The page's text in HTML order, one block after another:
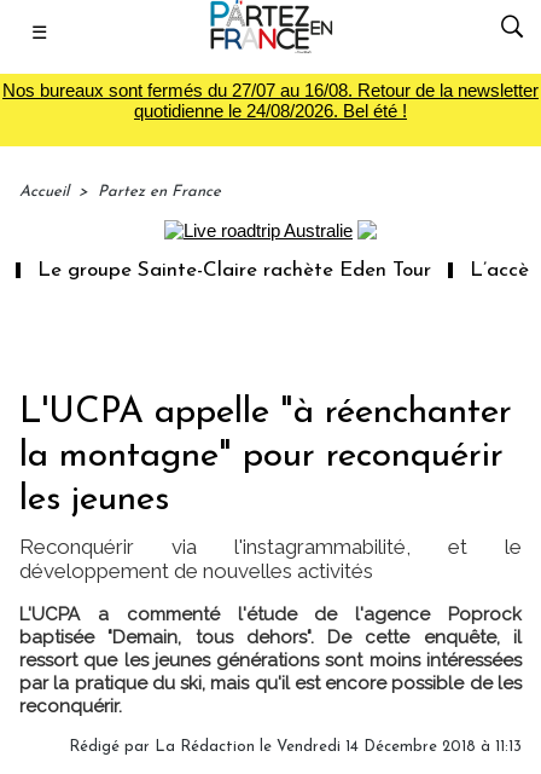
☰
Nos bureaux sont fermés du 27/07 au 16/08. Retour de la newsletter
quotidienne le 24/08/2026. Bel été !
Accueil > Partez en France
groupe Sainte-Claire rachète Eden Tour L’accès aux
L'UCPA appelle "à réenchanter
la montagne" pour reconquérir
les jeunes
Reconquérir via l'instagrammabilité, et le
développement de nouvelles activités
L'UCPA a commenté l'étude de l'agence Poprock
baptisée "Demain, tous dehors". De cette enquête, il
ressort que les jeunes générations sont moins intéressées
par la pratique du ski, mais qu'il est encore possible de les
reconquérir.
Rédigé par La Rédaction le Vendredi 14 Décembre 2018 à 11:13